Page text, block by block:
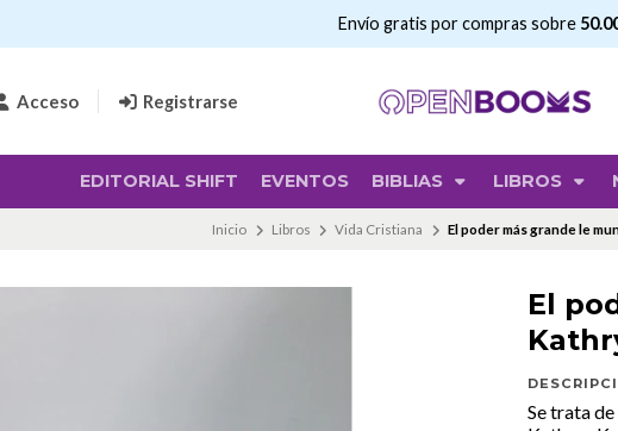
Acceso Registrarse
EDITORIAL SHIFT EVENTOS BIBLIAS LIBROS
Envío gratis por compras sobre50.000
Inicio Libros Vida Cristiana El poder más grande le
El
Se trata